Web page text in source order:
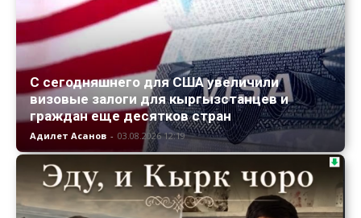
С сегодняшнего для США увеличили
визовые залоги для кыргызстанцев и
граждан еще десятков стран
Адилет Асанов - 03.08.2026 12:19